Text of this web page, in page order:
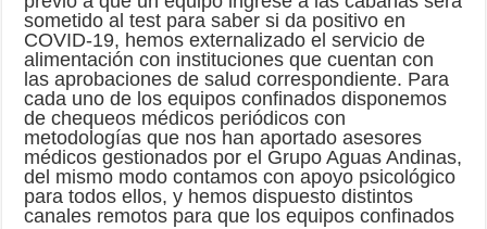
sometido al test para saber si da positivo en
COVID-19, hemos externalizado el servicio de
alimentación con instituciones que cuentan con
las aprobaciones de salud correspondiente. Para
cada uno de los equipos confinados disponemos
de chequeos médicos periódicos con
metodologías que nos han aportado asesores
médicos gestionados por el Grupo Aguas Andinas,
del mismo modo contamos con apoyo psicológico
para todos ellos, y hemos dispuesto distintos
canales remotos para que los equipos confinados